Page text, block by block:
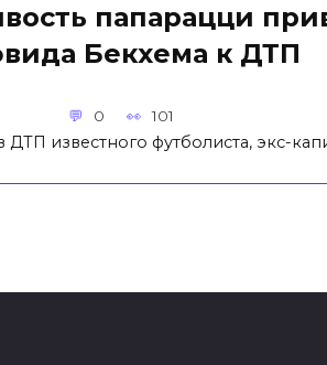
папарацци
Бекхема к ДТП
0 101
известного футболиста, экс-